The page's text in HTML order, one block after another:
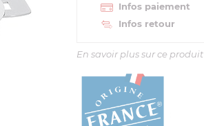
Infos paiement
Infos retour
En savoir plus sur ce produit